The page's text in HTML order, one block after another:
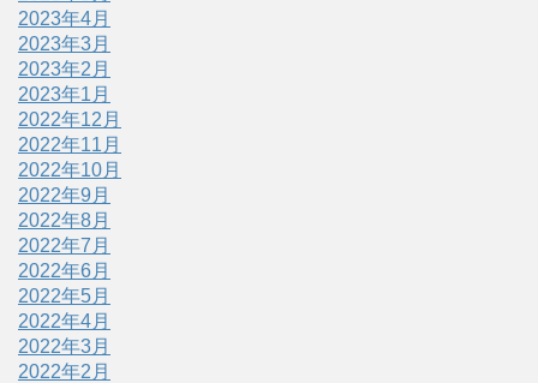
2023年4月
2023年3月
2023年2月
2023年1月
2022年12月
2022年11月
2022年10月
2022年9月
2022年8月
2022年7月
2022年6月
2022年5月
2022年4月
2022年3月
2022年2月